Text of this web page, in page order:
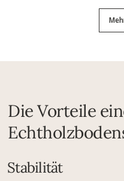
Die Vorteile
Stabilität